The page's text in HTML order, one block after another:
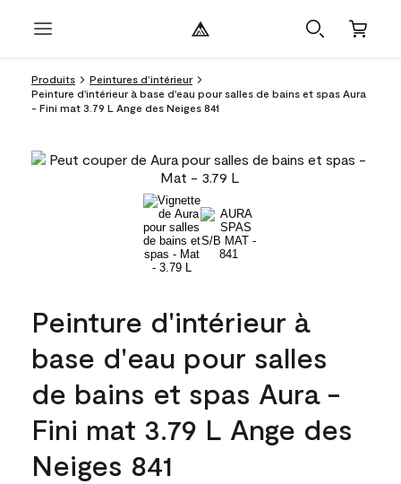
Produits
Peintures d’intérieur
Peinture d'intérieur à base d'eau pour salles de bains et spas Aura
- Fini mat 3.79 L Ange des Neiges 841
Peinture d'intérieur à
base d'eau pour salles
de bains et spas Aura -
Fini mat 3.79 L Ange des
Neiges 841